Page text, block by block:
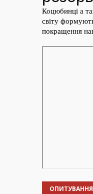
ОПИТУВАННЯ